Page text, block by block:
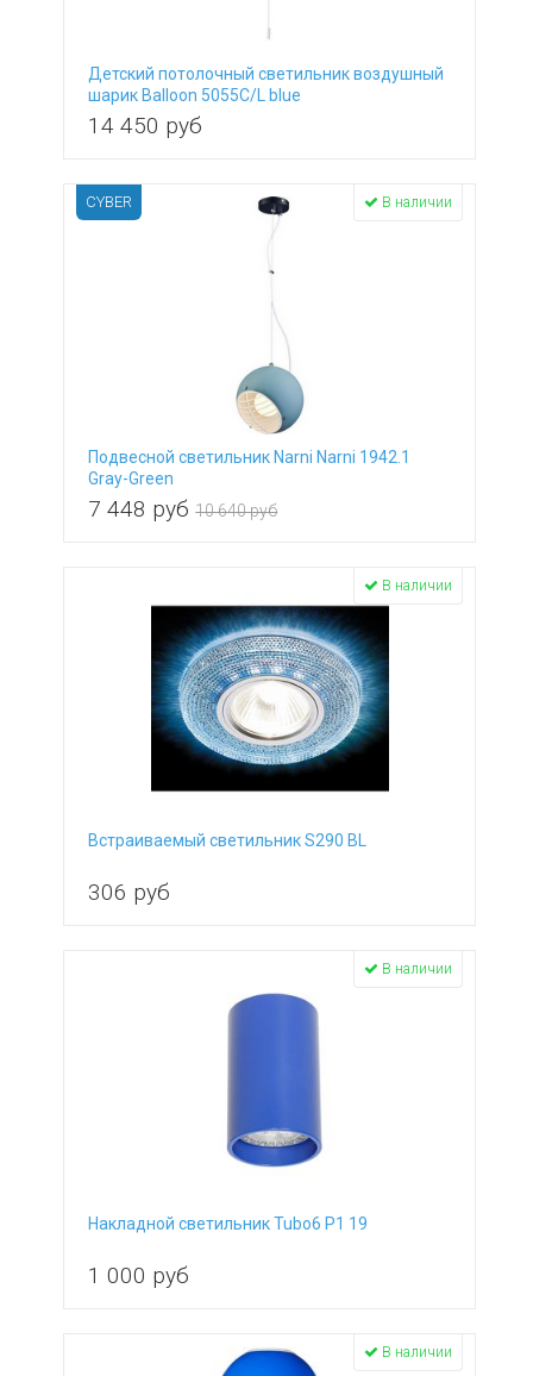
Детский потолочный светильник воздушный
шарик Balloon 5055C/L blue
14 450 руб
Подвесной светильник Narni Narni 1942.1
Gray-Green
7 448 руб 10 640 руб
CYBER В наличии
Встраиваемый светильник S290 BL
306 руб
В наличии
Накладной светильник Tubo6 P1 19
1 000 руб
В наличии
В наличии